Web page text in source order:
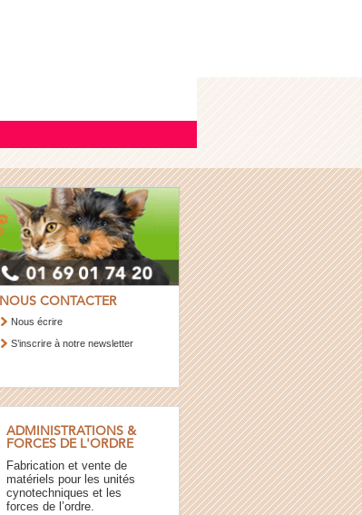
NOUS CONTACTER
Nous écrire
S’inscrire à notre newsletter
ADMINISTRATIONS &
FORCES DE L'ORDRE
Fabrication et vente de
matériels pour les unités
cynotechniques et les
forces de l’ordre.